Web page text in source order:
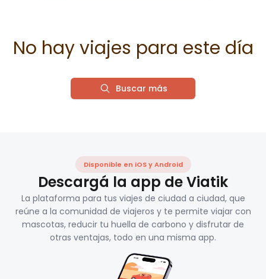
No hay viajes para este día
Buscar más
Disponible en iOS y Android
Descargá la app de Viatik
La plataforma para tus viajes de ciudad a ciudad, que
reúne a la comunidad de viajeros y te permite viajar con
mascotas, reducir tu huella de carbono y disfrutar de
otras ventajas, todo en una misma app.